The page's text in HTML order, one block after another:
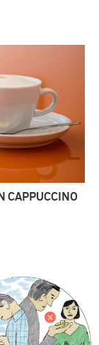
CAPPUCCINO